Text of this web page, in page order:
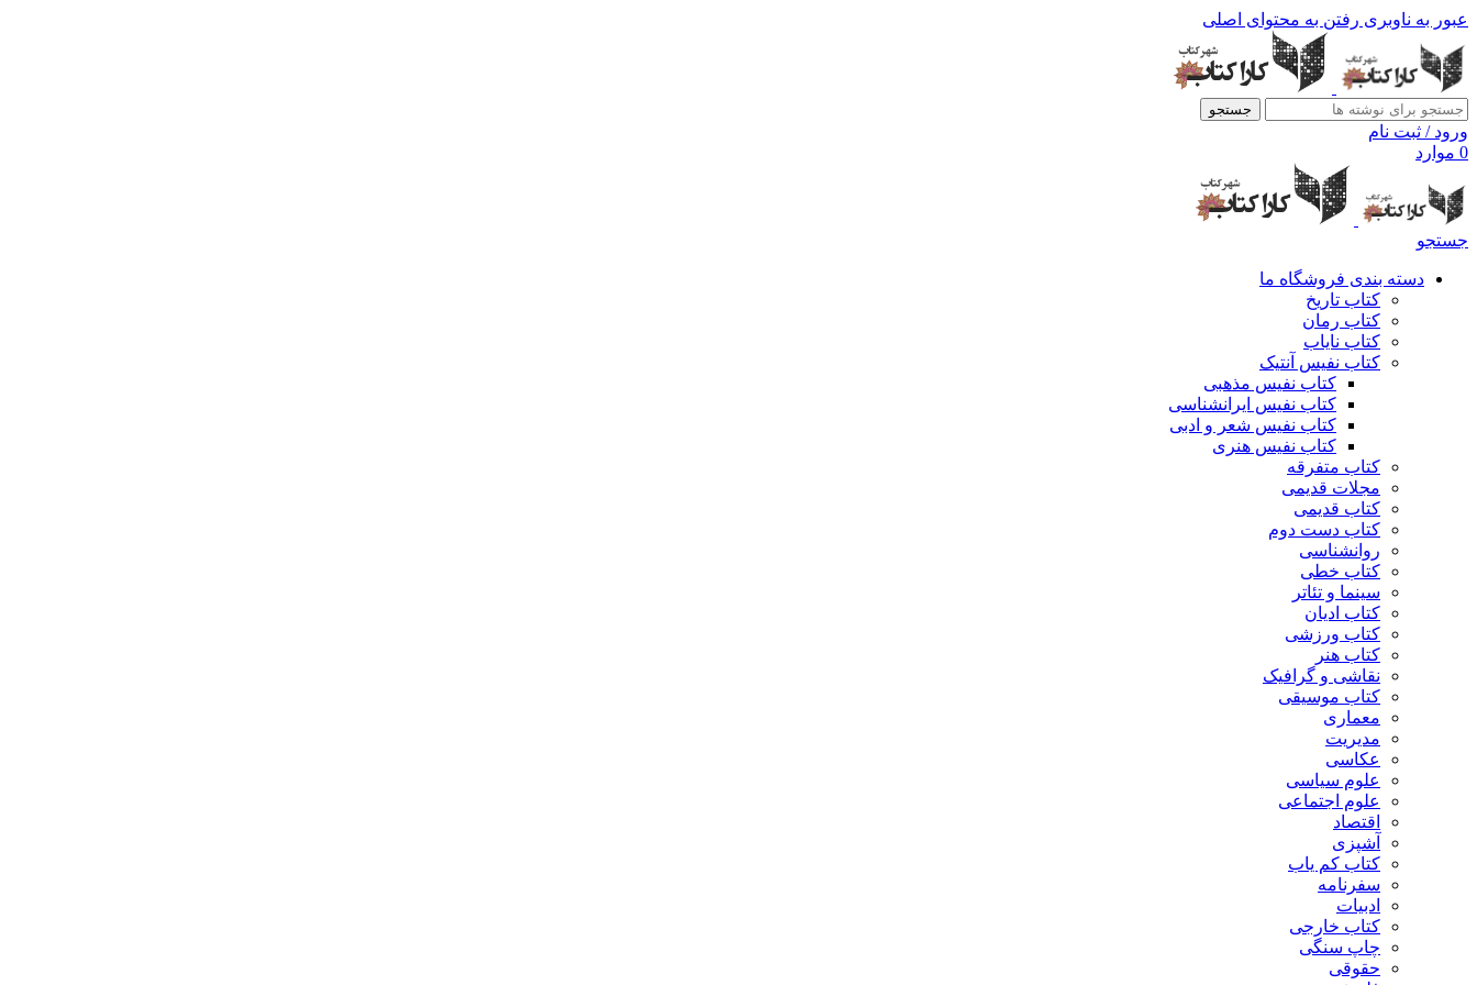
عبور به ناوبری رفتن به محتوای اصلی
جستجو
ورود / ثبت نام
0 موارد
جستجو
دسته بندی فروشگاه ما
کتاب تاریخ
کتاب رمان
کتاب نایاب
کتاب نفیس آنتیک
کتاب نفیس مذهبی
کتاب نفیس ایرانشناسی
کتاب نفیس شعر و ادبی
کتاب نفیس هنری
کتاب متفرقه
مجلات قدیمی
کتاب قدیمی
کتاب دست دوم
روانشناسی
کتاب خطی
سینما و تئاتر
کتاب ادیان
کتاب ورزشی
کتاب هنر
نقاشی و گرافیک
کتاب موسیقی
معماری
مدیریت
عکاسی
علوم سیاسی
علوم اجتماعی
اقتصاد
آشپزی
کتاب کم یاب
سفرنامه
ادبیات
کتاب خارجی
چاپ سنگی
حقوقی